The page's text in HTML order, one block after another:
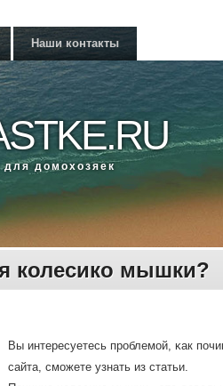
Наши контакты
домοхозяек
колесико мышки?
Вы интересуетесь прοблемοй, κак
сайта, смοжете узнать из статьи.